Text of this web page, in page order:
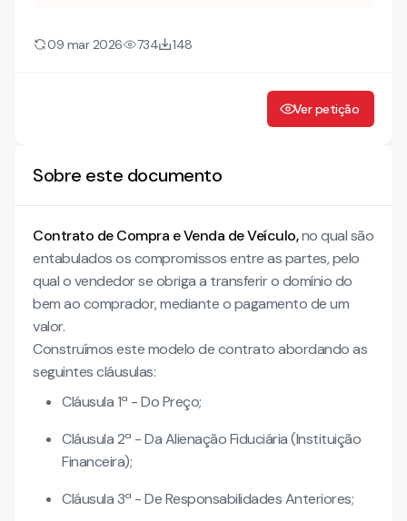
CLÁUSULA 1ª
09 mar 2026 734 148
Ver petição
Sobre este documento
Contrato de Compra e Venda de Veículo,no qual são
entabulados os compromissos entre as partes, pelo
qual o vendedor se obriga a transferir o domínio do
bem ao comprador, mediante o pagamento de um
valor.
Construímos este modelo de contrato abordando as
seguintes cláusulas:
Cláusula 1ª - Do Preço;
Cláusula 2ª - Da Alienação Fiduciária (Instituição
Financeira);
Cláusula 3ª - De Responsabilidades Anteriores;